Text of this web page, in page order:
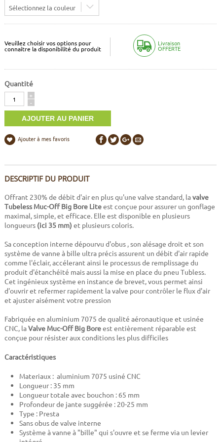
Sélectionnez la couleur
Veuillez choisir vos options pour
connaitre la disponibilité du produit
Livraison
OFFERTE
Quantité
Quantité
+
-
Ajouter à mes favoris
DESCRIPTIF DU PRODUIT
Offrant 230% de débit d'air en plus qu'une valve standard, lavalve
Tubeless Muc-Off Big Bore Liteest conçue pour assurer un gonflage
maximal, simple, et efficace. Elle est disponible en plusieurs
longueurs (ici 35 mm) et plusieurs coloris.
Sa conception interne dépourvu d'obus , son alésage droit et son
système de vanne à bille ultra précis assurent un débit d'air rapide
comme l'éclair, accélerant ainsi le processus de remplissage du
produit d'étanchéité mais aussi la mise en place du pneu Tubless.
Cet ingénieux système en instance de brevet, vous permet ainsi
d'ouvrir et refermer rapidement la valve pour contrôler le flux d'air
et ajuster aisément votre pression
Fabriquée en aluminium 7075 de qualité aéronautique et usinée
CNC, laValve Muc-Off Big Boreest entièrement réparable est
conçue pour résister aux conditions les plus difficiles
Caractéristiques
Materiaux : aluminium 7075 usiné CNC
Longueur : 35 mm
Longueur totale avec bouchon : 65 mm
Profondeur de jante suggérée : 20-25 mm
Type : Presta
Sans obus de valve interne
Système à vanne à "bille" qui s'ouvre et se ferme via un levier